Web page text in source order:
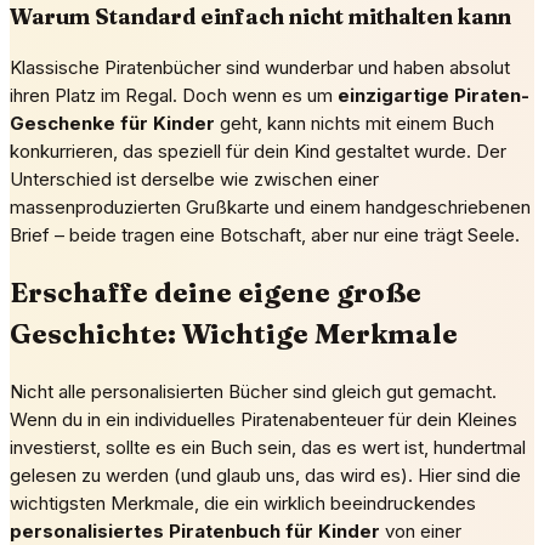
Warum Standard einfach nicht mithalten kann
Klassische Piratenbücher sind wunderbar und haben absolut
ihren Platz im Regal. Doch wenn es um einzigartige Piraten-
Geschenke für Kinder geht, kann nichts mit einem Buch
konkurrieren, das speziell für dein Kind gestaltet wurde. Der
Unterschied ist derselbe wie zwischen einer
massenproduzierten Grußkarte und einem handgeschriebenen
Brief – beide tragen eine Botschaft, aber nur eine trägt Seele.
Erschaffe deine eigene große
Geschichte: Wichtige Merkmale
Nicht alle personalisierten Bücher sind gleich gut gemacht.
Wenn du in ein individuelles Piratenabenteuer für dein Kleines
investierst, sollte es ein Buch sein, das es wert ist, hundertmal
gelesen zu werden (und glaub uns, das wird es). Hier sind die
wichtigsten Merkmale, die ein wirklich beeindruckendes
personalisiertes Piratenbuch für Kinder von einer